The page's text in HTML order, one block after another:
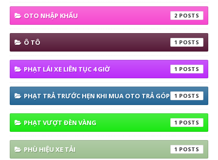
OTO NHẬP KHẨU 2
Ô TÔ 1
PHẠT LÁI XE LIÊN TỤC 4 GIỜ 1
PHẠT TRẢ TRƯỚC HẸN KHI MUA OTO TRẢ GÓP 1
PHẠT VƯỢT ĐÈN VÀNG 1
PHÙ HIỆU XE TẢI 1